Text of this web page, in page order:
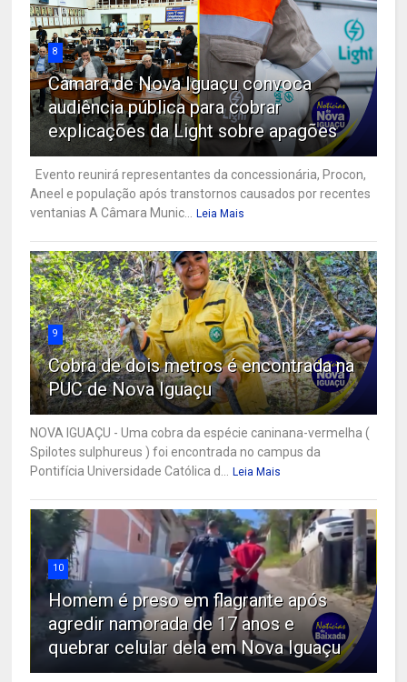
8
Câmara de Nova Iguaçu convoca
audiência pública para cobrar
explicações da Light sobre apagões
Evento reunirá representantes da concessionária, Procon,
Aneel e população após transtornos causados por recentes
ventanias A Câmara Munic...
Leia Mais
9
Cobra de dois metros é encontrada na
PUC de Nova Iguaçu
NOVA IGUAÇU - Uma cobra da espécie caninana-vermelha (
Spilotes sulphureus ) foi encontrada no campus da
Pontifícia Universidade Católica d...
Leia Mais
10
Homem é preso em flagrante após
agredir namorada de 17 anos e
quebrar celular dela em Nova Iguaçu